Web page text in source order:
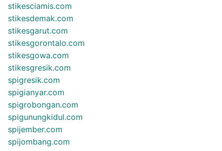
stikesciamis.com
stikesdemak.com
stikesgarut.com
stikesgorontalo.com
stikesgowa.com
stikesgresik.com
spigresik.com
spigianyar.com
spigrobongan.com
spigunungkidul.com
spijember.com
spijombang.com